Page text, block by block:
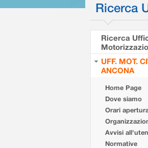
Ricerca
Ricerca
UFF. MOT.
ANCONA
Home Page
Dove siamo
Orari
Avvisi
Normative